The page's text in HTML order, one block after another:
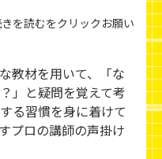
を読むをクリックお願い
教材を用いて、「な
」と疑問を覚えて考
る習慣を身に着けて
プロの講師の声掛け